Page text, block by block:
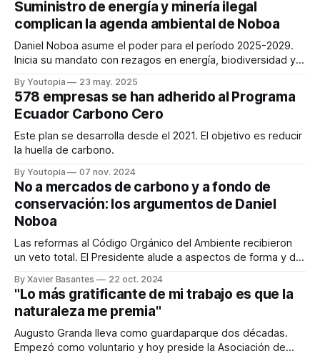
Suministro de energía y minería ilegal
complican la agenda ambiental de Noboa
Daniel Noboa asume el poder para el período 2025-2029.
Inicia su mandato con rezagos en energía, biodiversidad y
By Youtopia 23 may. 2025
578 empresas se han adherido al Programa
Ecuador Carbono Cero
Este plan se desarrolla desde el 2021. El objetivo es reducir
la huella de carbono.
By Youtopia 07 nov. 2024
No a mercados de carbono y a fondo de
conservación: los argumentos de Daniel
Noboa
Las reformas al Código Orgánico del Ambiente recibieron
un veto total. El Presidente alude a aspectos de forma y de
By Xavier Basantes 22 oct. 2024
"Lo más gratificante de mi trabajo es que la
naturaleza me premia"
Augusto Granda lleva como guardaparque dos décadas.
Empezó como voluntario y hoy preside la Asociación de